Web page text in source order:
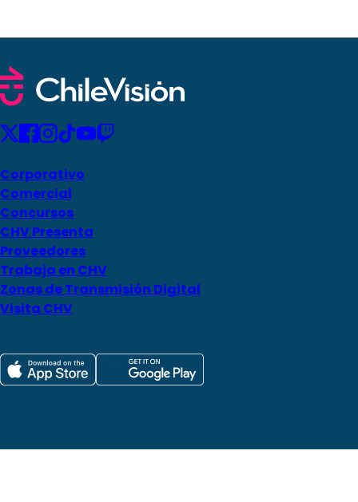
Corporativo
Comercial
Concursos
CHV Presenta
Proveedores
Trabaja en CHV
Zonas de Transmisión Digital
Visita CHV